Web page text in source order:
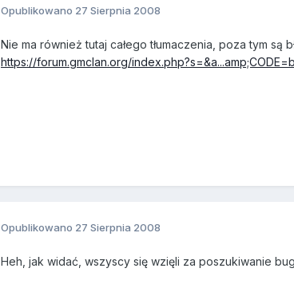
Opublikowano 27 Sierpnia 2008
Nie ma również tutaj całego tłumaczenia, poza tym są
https://forum.gmclan.org/
Opublikowano 27 Sierpnia 2008
Heh, jak widać, wszyscy się wzięli za poszukiwanie